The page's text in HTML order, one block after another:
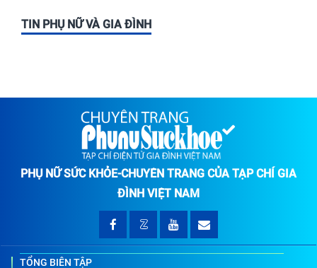
TIN PHỤ NỮ VÀ GIA ĐÌNH
PHỤ NỮ SỨC KHỎE-CHUYÊN TRANG CỦA TẠP CHÍ GIA
ĐÌNH VIỆT NAM
TỔNG BIÊN TẬP